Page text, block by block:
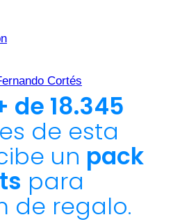
de 18.345
de esta
un pack
para
de regalo.